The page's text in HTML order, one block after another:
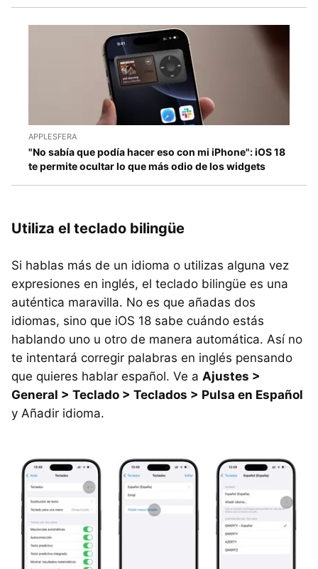
APPLESFERA
"No sabía que podía hacer eso con mi iPhone": iOS 18
te permite ocultar lo que más odio de los widgets
Utiliza el teclado bilingüe
Si hablas más de un idioma o utilizas alguna vez
expresiones en inglés, el teclado bilingüe es una
auténtica maravilla. No es que añadas dos
idiomas, sino que iOS 18 sabe cuándo estás
hablando uno u otro de manera automática. Así no
te intentará corregir palabras en inglés pensando
que quieres hablar español. Ve a Ajustes >
General > Teclado > Teclados > Pulsa en Español
y Añadir idioma.